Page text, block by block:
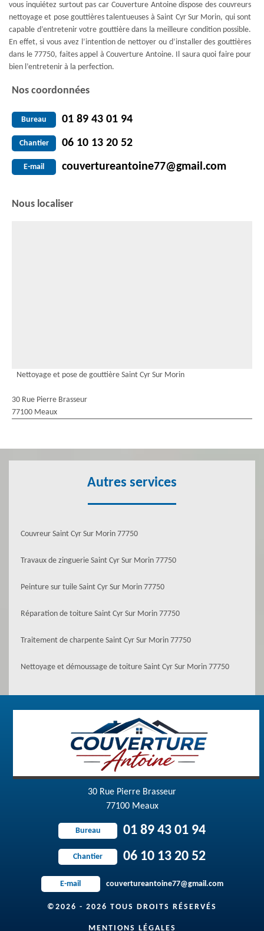
vous inquiétez surtout pas car Couverture Antoine dispose des couvreurs
nettoyage et pose gouttières talentueuses à Saint Cyr Sur Morin, qui sont
capable d’entretenir votre gouttière dans la meilleure condition possible.
En effet, si vous avez l’intention de nettoyer ou d’installer des gouttières
dans le 77750, faites appel à Couverture Antoine. Il saura quoi faire pour
bien l’entretenir à la perfection.
Nos coordonnées
Bureau 01 89 43 01 94
Chantier 06 10 13 20 52
E-mail couvertureantoine77@gmail.com
Nous localiser
Nettoyage et pose de gouttière Saint Cyr Sur Morin
30 Rue Pierre Brasseur
77100 Meaux
Autres services
Couvreur Saint Cyr Sur Morin 77750
Travaux de zinguerie Saint Cyr Sur Morin 77750
Peinture sur tuile Saint Cyr Sur Morin 77750
Réparation de toiture Saint Cyr Sur Morin 77750
Traitement de charpente Saint Cyr Sur Morin 77750
Nettoyage et démoussage de toiture Saint Cyr Sur Morin 77750
30 Rue Pierre Brasseur
77100 Meaux
Bureau 01 89 43 01 94
Chantier 06 10 13 20 52
E-mail couvertureantoine77@gmail.com
©2026 - 2026 TOUS DROITS RÉSERVÉS
MENTIONS LÉGALES